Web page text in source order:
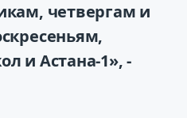
четвергам и
и Астана-1», -